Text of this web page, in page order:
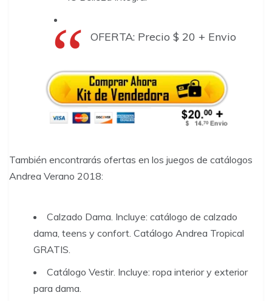
OFERTA: Precio $ 20 + Envio
También encontrarás ofertas en los juegos de catálogos
Andrea Verano 2018:
Calzado Dama. Incluye: catálogo de calzado
dama, teens y confort. Catálogo Andrea Tropical
GRATIS.
Catálogo Vestir. Incluye: ropa interior y exterior
para dama.